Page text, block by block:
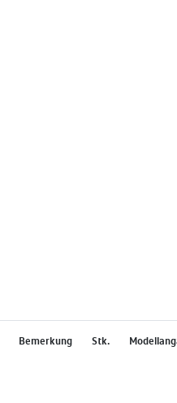
Bemerkung Stk.